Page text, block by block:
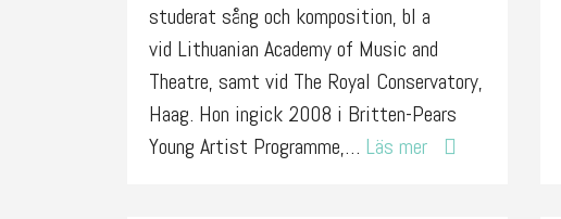
studerat sång och komposition, bl a
vid Lithuanian Academy of Music and
Theatre, samt vid The Royal Conservatory,
Haag. Hon ingick 2008 i Britten-Pears
Young Artist Programme,… Läs mer